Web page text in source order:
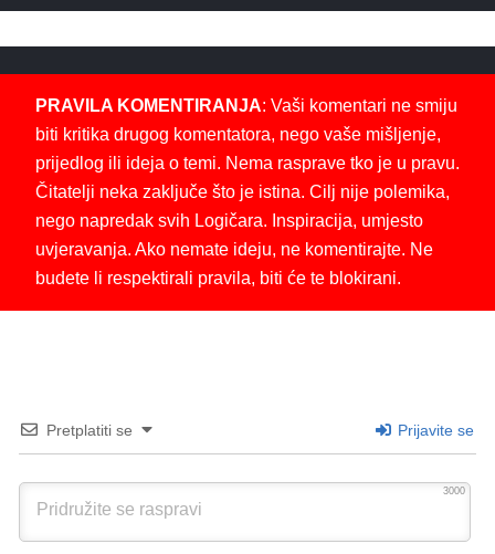
PRAVILA KOMENTIRANJA: Vaši komentari ne smiju
biti kritika drugog komentatora, nego vaše mišljenje,
prijedlog ili ideja o temi. Nema rasprave tko je u pravu.
Čitatelji neka zaključe što je istina. Cilj nije polemika,
nego napredak svih Logičara. Inspiracija, umjesto
uvjeravanja. Ako nemate ideju, ne komentirajte. Ne
budete li respektirali pravila, biti će te blokirani.
Pretplatiti se Prijavite se
3000